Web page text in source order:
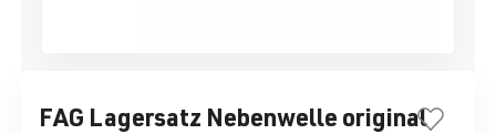
FAG Lagersatz Nebenwelle original